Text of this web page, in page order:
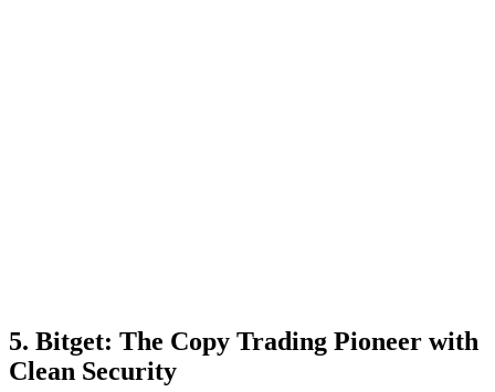
5. Bitget: The Copy Trading Pioneer with
Clean Security